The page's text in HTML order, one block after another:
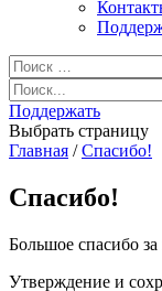
Поддержать
Выбрать страницу
Главная /Спасибо!
Спасибо!
Большое спасибо
Утверждение и